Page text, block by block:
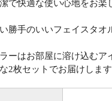
で快適な使い心地をお楽
勝手のいいフェイスタオ
ーはお部屋に溶け込む
2枚セットでお届けします